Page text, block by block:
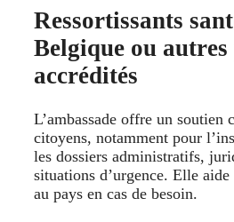
Ressortissants
Belgique ou autres
accrédités
L’ambassade offre un soutien
citoyens, notamment pour
les dossiers administratifs,
situations d’urgence. Elle
au pays en cas de besoin.